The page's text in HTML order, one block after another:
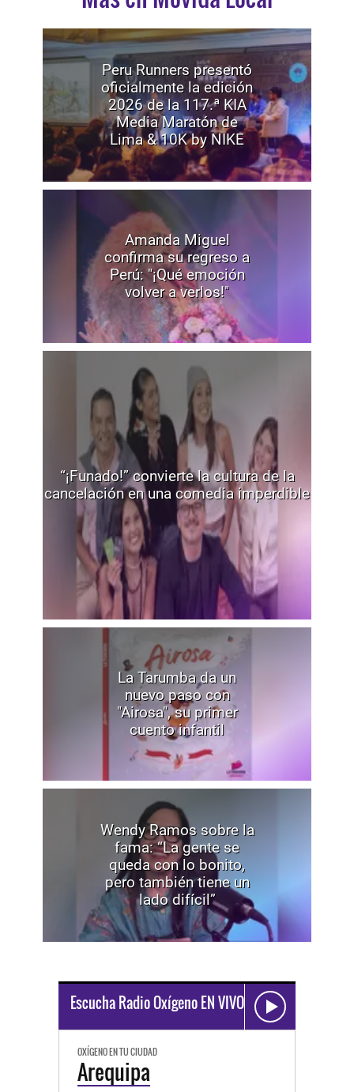
Peru Runners presentó
oficialmente la edición
2026 de la 117.ª KIA
Media Maratón de
Lima & 10K by NIKE
Amanda Miguel
confirma su regreso a
Perú: "¡Qué emoción
volver a verlos!"
“¡Funado!” convierte la cultura de la
cancelación en una comedia imperdible
La Tarumba da un
nuevo paso con
"Airosa", su primer
cuento infantil
Wendy Ramos sobre la
fama: “La gente se
queda con lo bonito,
pero también tiene un
lado difícil”
Escucha Radio Oxígeno EN VIVO
OXÍGENO EN TU CIUDAD
Arequipa